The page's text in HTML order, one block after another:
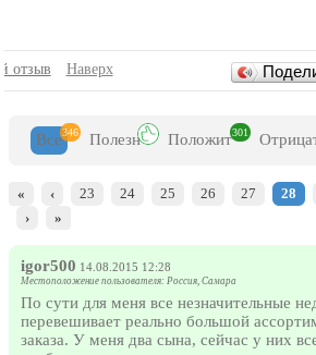
самостоятельно или воспользоваться
случае проблем с получением не
уточняйте время доставки товара,
праздниками может произойти задержка,
проверенные и надежные способы: лучше
Отзывы
отзыв Наверх
Все346 Полезн Положит301
« ‹ 23 24 25 26 27 28
›
»
igor500 14.08.2015 12:28
Местоположение пользователя: Россия, Самара
По сути для меня все незначительные
перевешивает реально большой
заказа. У меня два сына, сейчас у них